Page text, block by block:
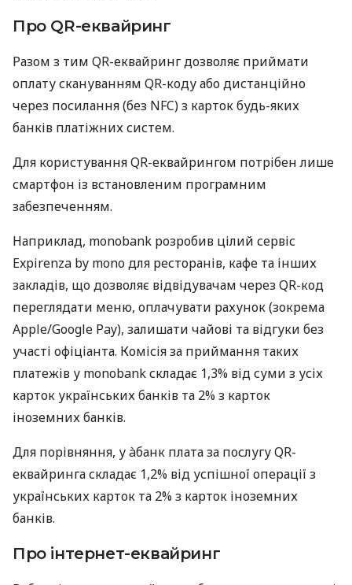
Про QR-еквайринг
Разом з тим QR-еквайринг дозволяє приймати
оплату скануванням QR-коду або дистанційно
через посилання (без NFC) з карток будь-яких
банків платіжних систем.
Для користування QR-еквайрингом потрібен лише
смартфон із встановленим програмним
забезпеченням.
Наприклад, monobank розробив цілий сервіс
Expirenza by mono для ресторанів, кафе та інших
закладів, що дозволяє відвідувачам через QR-код
переглядати меню, оплачувати рахунок (зокрема
Apple/Google Pay), залишати чайові та відгуки без
участі офіціанта. Комісія за приймання таких
платежів у monobank складає 1,3% від суми з усіх
карток українських банків та 2% з карток
іноземних банків.
Для порівняння, у àбанк плата за послугу QR-
еквайринга складає 1,2% від успішної операції з
українських карток та 2% з карток іноземних
банків.
Про інтернет-еквайринг